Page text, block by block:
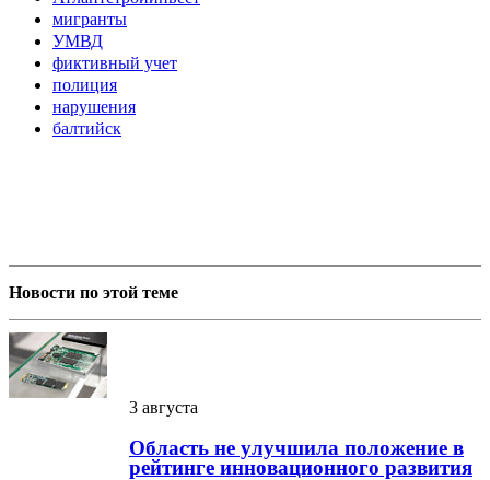
мигранты
УМВД
фиктивный учет
полиция
нарушения
балтийск
Новости по этой теме
3 августа
Область не улучшила положение в
рейтинге инновационного развития